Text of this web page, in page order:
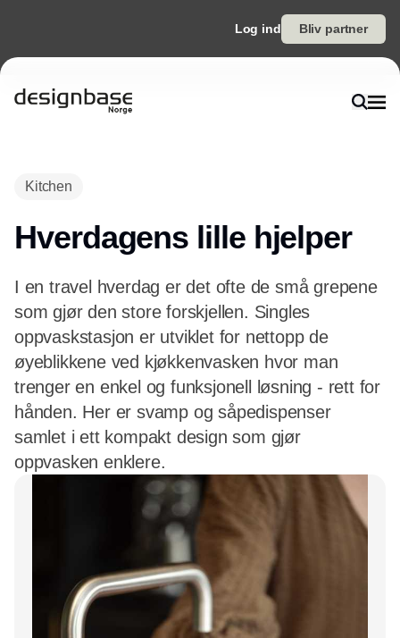
Log ind Bliv partner
Kitchen
Hverdagens lille hjelper
I en travel hverdag er det ofte de små grepene
som gjør den store forskjellen. Singles
oppvaskstasjon er utviklet for nettopp de
øyeblikkene ved kjøkkenvasken hvor man
trenger en enkel og funksjonell løsning - rett for
hånden. Her er svamp og såpedispenser
samlet i ett kompakt design som gjør
oppvasken enklere.